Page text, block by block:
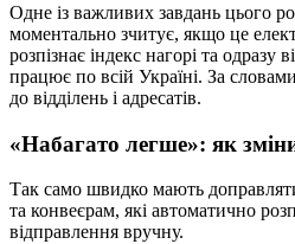
Одне із важливих завдань цього
моментально зчитує, якщо це
розпізнає індекс нагорі та
працює по всій Україні. За
до відділень і адресатів.
«Набагато легше»: як
Так само швидко мають
та конвеєрам, які автоматично
відправлення вручну.